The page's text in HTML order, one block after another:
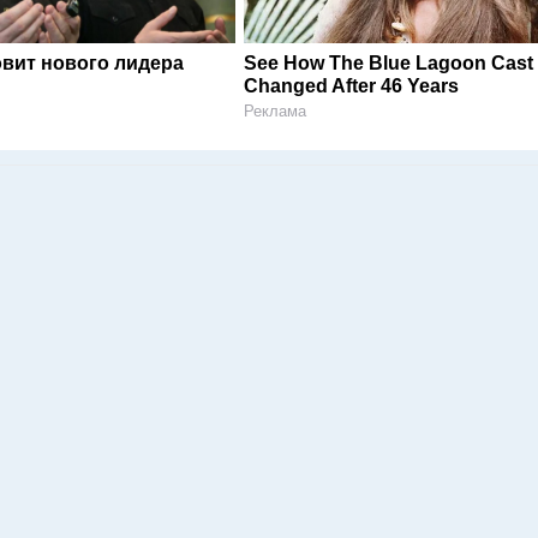
нового лидера
See How The Blue Lagoon Cast
Changed After 46 Years
Реклама